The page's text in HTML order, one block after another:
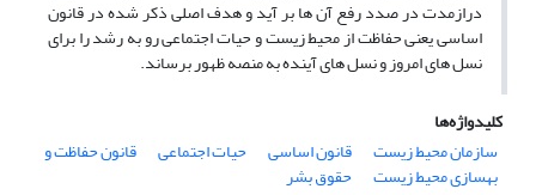
درازمدت در صدد رفع آن ها بر آید و هدف اصلی ذکر شده در قانون
اساسی یعنی حفاظت از محیط زیست و حیات اجتماعی رو به رشد را برای
نسل های امروز و نسل های آینده به منصه ظهور برساند.
کلیدواژه‌ها
سازمان محیط زیست
قانون اساسی حیات اجتماعی قانون حفاظت و
بهسازی محیط زیست
حقوق بشر